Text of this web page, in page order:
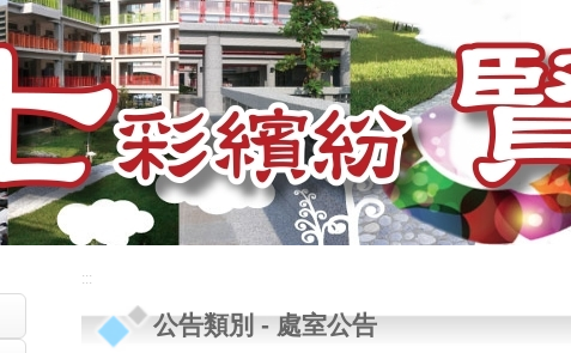
:::
公告類別-處室公告